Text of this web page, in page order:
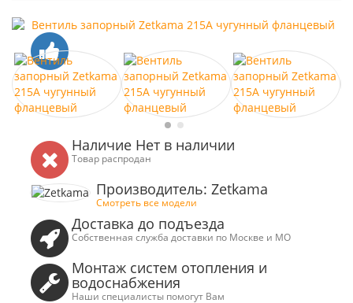
Наличие Нет в наличии
Товар распродан
Производитель: Zetkama
Смотреть все модели
Доставка до подъезда
Собственная служба доставки по Москве и МО
Монтаж систем отопления и
водоснабжения
Наши специалисты помогут Вам